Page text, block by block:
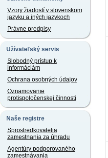
Vzory žiadostí v slovenskom
jazyku a iných jazykoch
Právne predpisy
Užívateľský servis
Slobodný prístup k
informáciám
Ochrana osobných údajov
Oznamovanie
protispoločenskej činnosti
Naše registre
Sprostredkovatelia
zamestnania za úhradu
Agentúry podporovaného
zamestnávania